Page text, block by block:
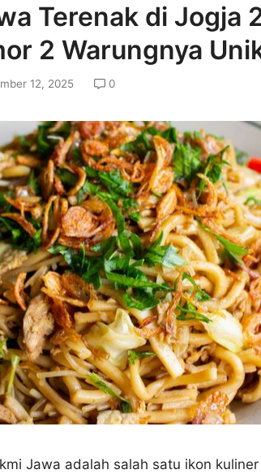
Terenak di Jogja
2 Warungnya
12, 2025 0
Jawa adalah salah satu ikon